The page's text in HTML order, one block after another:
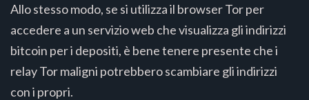
Allo stesso modo, se si utilizza il browser Tor per
accedere a un servizio web che visualizza gli indirizzi
bitcoin per i depositi, è bene tenere presente che i
relay Tor maligni potrebbero scambiare gli indirizzi
con i propri.